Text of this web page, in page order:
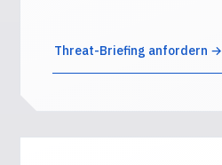
Threat-Briefing anfordern →